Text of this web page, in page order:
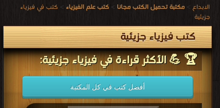
الابداع > مكتبة تحميل الكتب مجانا > كتب علم الفيزياء > كتب في فيزياء
جزيئية
كتب فيزياء جزيئية
🏆 💪 الأكثر قراءة في فيزياء جزيئية:
أفضل كتب في كل المكتبة